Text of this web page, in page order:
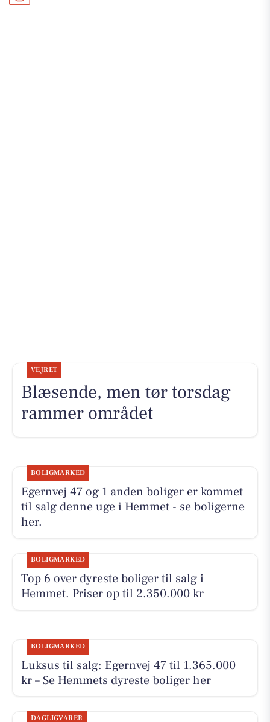
VEJRET
Blæsende, men tør torsdag
rammer området
BOLIGMARKED
Egernvej 47 og 1 anden boliger er kommet
til salg denne uge i Hemmet - se boligerne
her.
BOLIGMARKED
Top 6 over dyreste boliger til salg i
Hemmet. Priser op til 2.350.000 kr
BOLIGMARKED
Luksus til salg: Egernvej 47 til 1.365.000
kr – Se Hemmets dyreste boliger her
DAGLIGVARER